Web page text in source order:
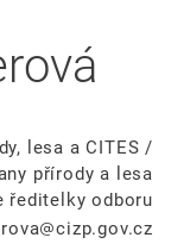
lesa a CITES /
přírody a lesa
ředitelky odboru
cizp.gov.cz